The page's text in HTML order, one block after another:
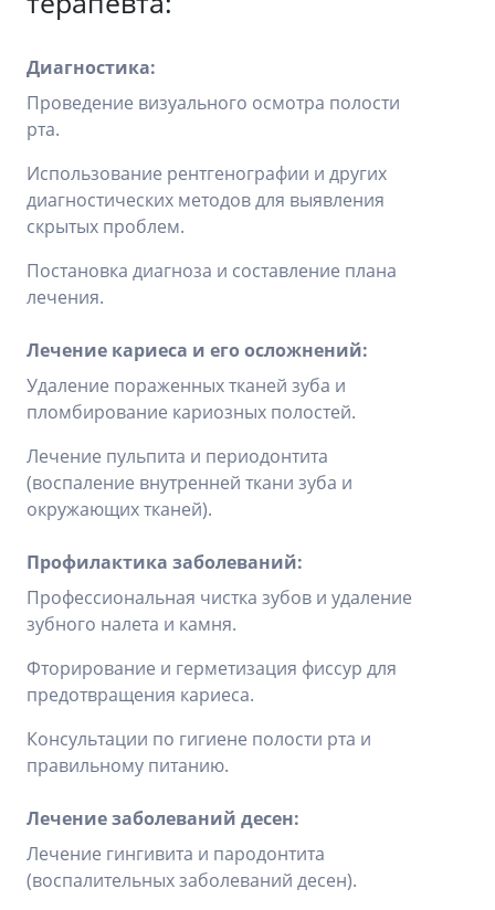
Диагностика:
Проведение визуального осмотра полости
рта.
Использование рентгенографии и других
диагностических методов для выявления
скрытых проблем.
Постановка диагноза и составление плана
лечения.
Лечение кариеса и его осложнений:
Удаление пораженных тканей зуба и
пломбирование кариозных полостей.
Лечение пульпита и периодонтита
(воспаление внутренней ткани зуба и
окружающих тканей).
Профилактика заболеваний:
Профессиональная чистка зубов и удаление
зубного налета и камня.
Фторирование и герметизация фиссур для
предотвращения кариеса.
Консультации по гигиене полости рта и
правильному питанию.
Лечение заболеваний десен:
Лечение гингивита и пародонтита
(воспалительных заболеваний десен).